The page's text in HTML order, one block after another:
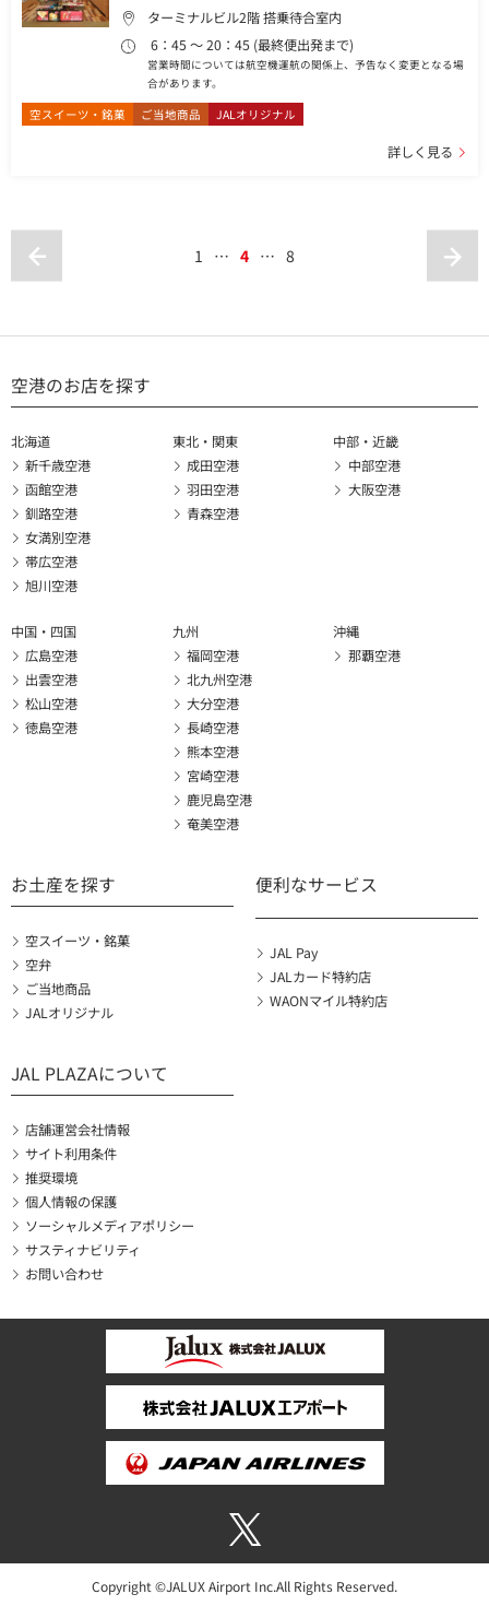
ターミナルビル2階 搭乗待合室内
6：45 ～ 20：45 (最終便出発まで)
営業時間については航空機運航の関係上、予告なく変更となる場
合があります。
空スイーツ・銘菓 ご当地商品 JALオリジナル
詳しく見る
1 … 4 … 8
空港のお店を探す
北海道
新千歳空港
函館空港
釧路空港
女満別空港
帯広空港
旭川空港
東北・関東
成田空港
羽田空港
青森空港
中部・近畿
中部空港
大阪空港
中国・四国
広島空港
出雲空港
松山空港
徳島空港
九州
福岡空港
北九州空港
大分空港
長崎空港
熊本空港
宮崎空港
鹿児島空港
奄美空港
沖縄
那覇空港
お土産を探す
空スイーツ・銘菓
空弁
ご当地商品
JALオリジナル
便利なサービス
JAL Pay
JALカード特約店
WAONマイル特約店
JAL PLAZAについて
店舗運営会社情報
サイト利用条件
推奨環境
個人情報の保護
ソーシャルメディアポリシー
サスティナビリティ
お問い合わせ
Copyright ©JALUX Airport Inc.All Rights Reserved.